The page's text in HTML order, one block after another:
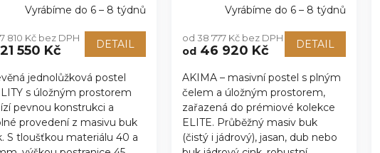
Vyrábíme do 6 – 8 týdnů
810 Kč bez DPH
550 Kč DETAIL
jednolůžková postel
s úložným prostorem
pevnou konstrukci a
provedení z masivu buk
S tloušťkou materiálu 40 a
Vyrábíme do 6 – 8 týdnů
od 38 777 Kč bez DPH
od46 920 Kč DETAIL
AKIMA – masivní postel s plným
čelem a úložným prostorem,
zařazená do prémiové kolekce
ELITE. Průběžný masiv buk
(čistý i jádrový), jasan, dub nebo